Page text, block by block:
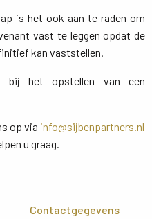
is het ook aan te raden om
vast te leggen opdat de
kan vaststellen.
het opstellen van een
op via info@sijbenpartners.nl
u graag.
Contactgegevens